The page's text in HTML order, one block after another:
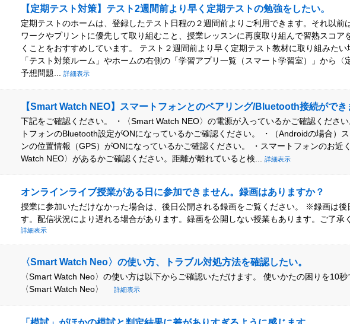
【定期テスト対策】テスト2週間前より早く定期テストの勉強をしたい。
定期テストのホームは、登録したテスト日程の２週間前よりご利用できます。それ以前
ワークやプリントに優先して取り組むこと、授業レッスンに再度取り組んで習熟スコア
くことをおすすめしています。 テスト２週間前より早く定期テスト教材に取り組みたい
「テスト対策ルーム」やホームの右側の「学習アプリ一覧（スマート学習室）」から〈
予想問題...
詳細表示
【Smart Watch NEO】スマートフォンとのペアリング/Bluetooth接続ができ
下記をご確認ください。 ・〈Smart Watch NEO〉の電源が入っているかご確認くださ
トフォンのBluetooth設定がONになっているかご確認ください。 ・（Androidの場合）
ンの位置情報（GPS）がONになっているかご確認ください。 ・スマートフォンのお近
Watch NEO〉があるかご確認ください。距離が離れていると検...
詳細表示
オンラインライブ授業がある日に参加できません。録画はありますか？
授業に参加いただけなかった場合は、後日公開される録画をご覧ください。 ※録画は後
す。配信状況により遅れる場合があります。録画を公開しない授業もあります。ご了承
詳細表示
〈Smart Watch Neo〉の使い方、トラブル対処方法を確認したい。
〈Smart Watch Neo〉の使い方は以下からご確認いただけます。 使いかたの困りを10
〈Smart Watch Neo〉
詳細表示